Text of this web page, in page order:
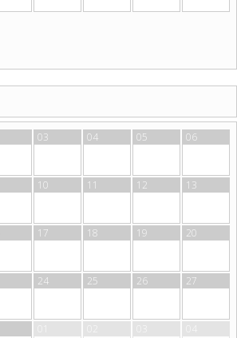
03 04 05 06
10 11 12 13
17 18 19 20
24 25 26 27